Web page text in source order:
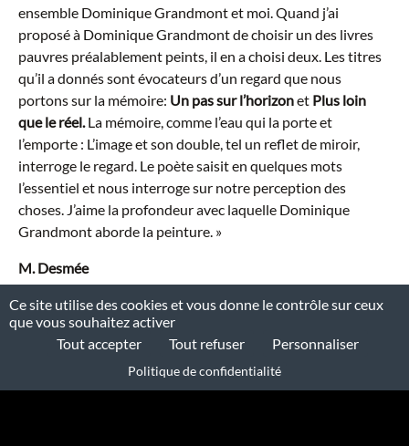
ensemble Dominique Grandmont et moi. Quand j’ai
proposé à Dominique Grandmont de choisir un des livres
pauvres préalablement peints, il en a choisi deux. Les titres
qu’il a donnés sont évocateurs d’un regard que nous
portons sur la mémoire: Un pas sur l’horizonet Plus loin
que le réel. La mémoire, comme l’eau qui la porte et
l’emporte : L’image et son double, tel un reflet de miroir,
interroge le regard. Le poète saisit en quelques mots
l’essentiel et nous interroge sur notre perception des
choses. J’aime la profondeur avec laquelle Dominique
Grandmont aborde la peinture. »
M. Desmée
Biographie de Dominique
Grandmont
Biographie de Maria
Ce site utilise des cookies et vous donne le contrôle sur ceux
que vous souhaitez activer
Tout accepter
Tout refuser Personnaliser
Politique de confidentialité